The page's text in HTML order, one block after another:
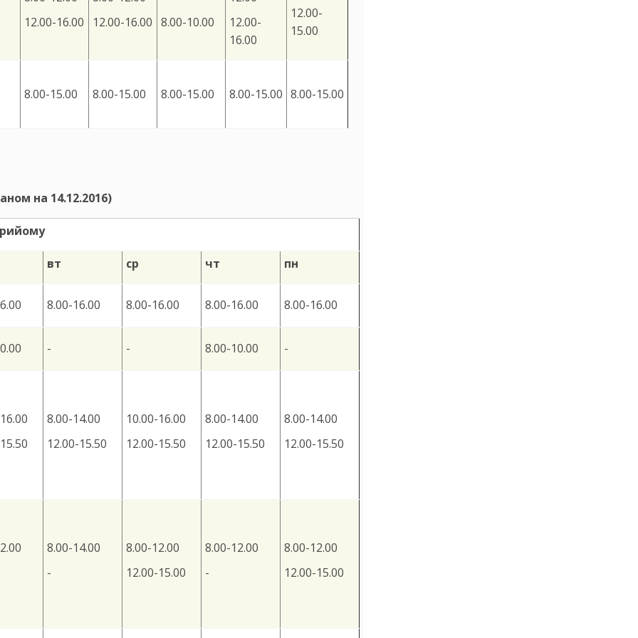
12.00-16.00
12.00-16.00 8.00-10.00
12.00-
16.00
12.00-
15.00
8.00-15.00 8.00-15.00 8.00-15.00 8.00-15.00 8.00-15.00
на 14.12.2016)
вт ср чт пн
8.00-16.00 8.00-16.00 8.00-16.00 8.00-16.00
- - 8.00-10.00 -
8.00-14.00
12.00-15.50
10.00-16.00
12.00-15.50
8.00-14.00
12.00-15.50
8.00-14.00
12.00-15.50
8.00-14.00
-
8.00-12.00
12.00-15.00
8.00-12.00
-
8.00-12.00
12.00-15.00